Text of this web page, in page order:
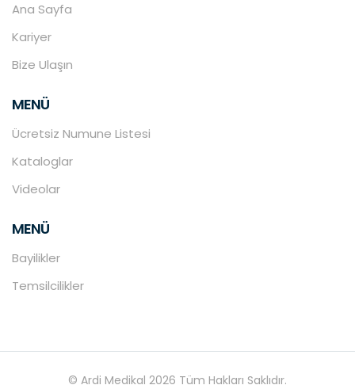
Ana Sayfa
Kariyer
Bize Ulaşın
MENÜ
Ücretsiz Numune Listesi
Kataloglar
Videolar
MENÜ
Bayilikler
Temsilcilikler
© Ardi Medikal 2026 Tüm Hakları Saklıdır.